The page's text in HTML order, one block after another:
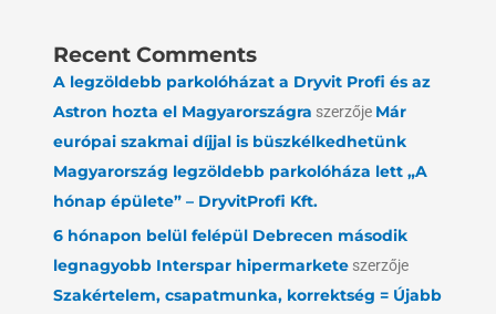
Recent Comments
A legzöldebb parkolóházat a Dryvit Profi és az
Astron hozta el Magyarországra szerzője Már
európai szakmai díjjal is büszkélkedhetünk
Magyarország legzöldebb parkolóháza lett „A
hónap épülete” – DryvitProfi Kft.
6 hónapon belül felépül Debrecen második
legnagyobb Interspar hipermarkete szerzője
Szakértelem, csapatmunka, korrektség = Újabb